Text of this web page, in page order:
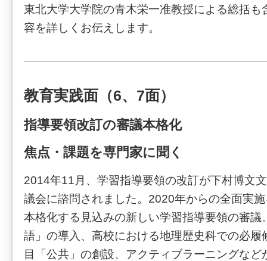
東北大学大学院の青木栄一准教授による総括も
容を詳しくお伝えします。
教育実践面（6、7面）
指導要領改訂の審議本格化
焦点・課題を専門家に聞く
2014年11月、学習指導要領の改訂が下村博文
議会に諮問されました。2020年からの全面実
本格化する見込みの新しい学習指導要領の審議
語」の導入、高校における地理歴史科での必履
目「公共」の創設、アクティブラーニングなど